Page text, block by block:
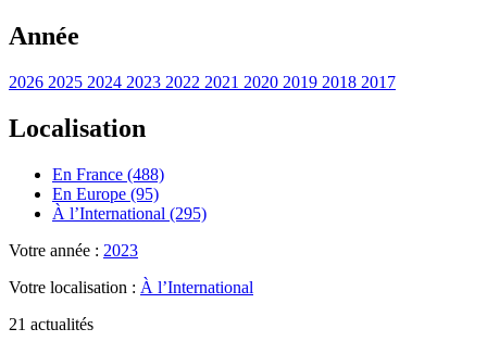
Année
2026 2025 2024 2023 2022 2021 2020 2019 2018 2017
Localisation
En France (488)
En Europe (95)
À l’International (295)
Votre année : 2023
Votre localisation : À l’International
21 actualités